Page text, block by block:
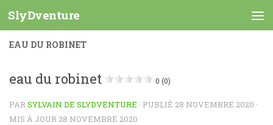
Skip to content
SlyDventure
EAU DU ROBINET
eau du robinet 0 (0)
PARSYLVAIN DE SLYDVENTURE · PUBLIÉ 28 NOVEMBRE 2020 ·
MIS À JOUR 28 NOVEMBRE 2020